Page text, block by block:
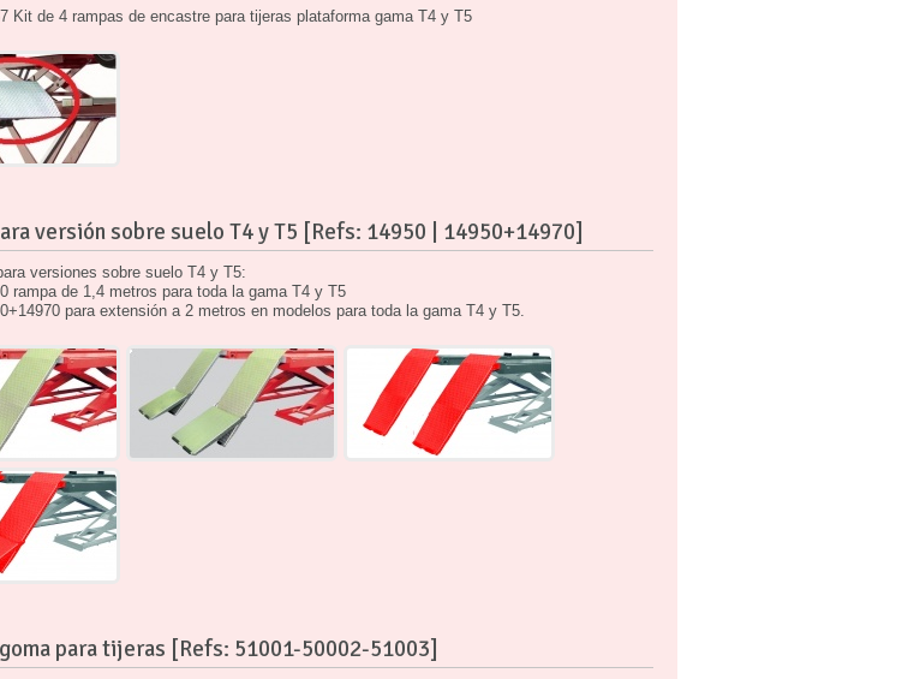
Kit de 4 rampas de encastre para tijeras plataforma gama T4 y T5
versión sobre suelo T4 y T5 [Refs: 14950 | 14950+14970]
versiones sobre suelo T4 y T5:
rampa de 1,4 metros para toda la gama T4 y T5
para extensión a 2 metros en modelos para toda la gama T4 y T5.
para tijeras [Refs: 51001-50002-51003]